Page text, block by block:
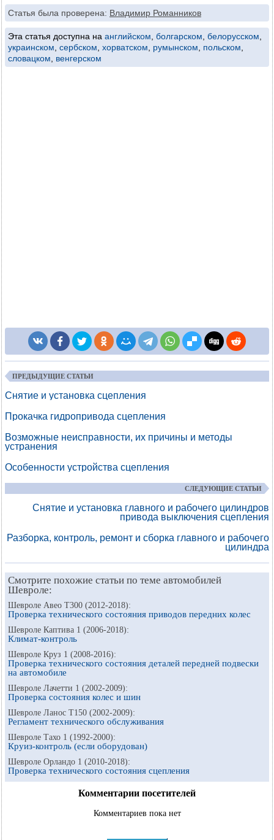
Статья была проверена: Владимир Романников
Эта статья доступна на английском болгарском белорусском
украинском сербском хорватском румынском польском
словацком
венгерском
ПРЕДЫДУЩИЕ СТАТЬИ
Снятие и установка сцепления
Прокачка гидропривода сцепления
Возможные неисправности, их причины и методы
устранения
Особенности устройства сцепления
СЛЕДУЮЩИЕ СТАТЬИ
Снятие и установка главного и рабочего цилиндров
привода выключения сцепления
Разборка, контроль, ремонт и сборка главного и рабочего
цилиндра
Смотрите похожие статьи по теме автомобилей
Шевроле:
Шевроле Авео Т300 (2012-2018):
Проверка технического состояния приводов передних колес
Шевроле Каптива 1 (2006-2018):
Климат-контроль
Шевроле Круз 1 (2008-2016):
Проверка технического состояния деталей передней подвески
на автомобиле
Шевроле Лачетти 1 (2002-2009):
Проверка состояния колес и шин
Шевроле Ланос Т150 (2002-2009):
Регламент технического обслуживания
Шевроле Тахо 1 (1992-2000):
Круиз-контроль (если оборудован)
Шевроле Орландо 1 (2010-2018):
Проверка технического состояния сцепления
Комментарии посетителей
Комментариев пока нет